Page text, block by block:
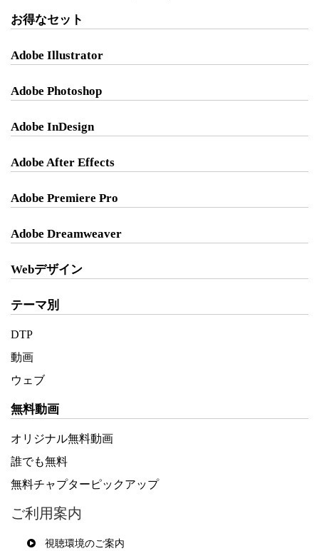
お得なセット
Adobe Illustrator
Adobe Photoshop
Adobe InDesign
Adobe After Effects
Adobe Premiere Pro
Adobe Dreamweaver
Webデザイン
テーマ別
DTP
動画
ウェブ
無料動画
オリジナル無料動画
誰でも無料
無料チャプターピックアップ
ご利用案内
視聴環境のご案内